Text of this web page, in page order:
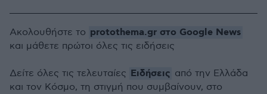
Ακολουθήστε το protothema.gr στο Google News
και μάθετε πρώτοι όλες τις ειδήσεις
Δείτε όλες τις τελευταίες Ειδήσεις από την Ελλάδα
και τον Κόσμο, τη στιγμή που συμβαίνουν, στο